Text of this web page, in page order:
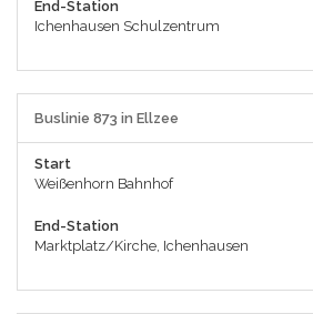
End-Station
Ichenhausen Schulzentrum
Buslinie 873 in Ellzee
Start
Weißenhorn Bahnhof
End-Station
Marktplatz/Kirche, Ichenhausen